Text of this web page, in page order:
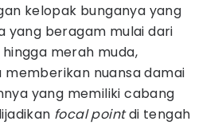
kelopak bunganya yang
yang beragam mulai dari
merah muda,
nuansa damai
yang memiliki cabang
focal pointdi tengah